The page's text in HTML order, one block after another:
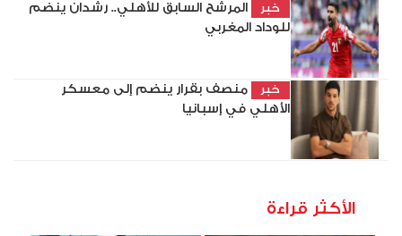
خبر
المرشح السابق للأهلي.. رشدان ينضم
للوداد المغربي
خبر
منصف بقرار ينضم إلى معسكر
الأهلي في إسبانيا
الأكثر قراءة